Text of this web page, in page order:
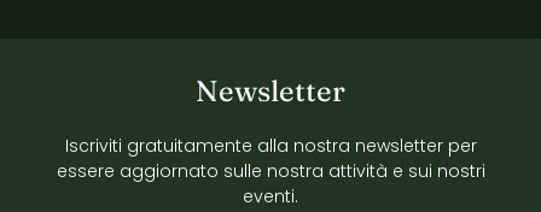
Newsletter
Iscriviti gratuitamente alla nostra newsletter per
essere aggiornato sulle nostra attività e sui nostri
eventi.